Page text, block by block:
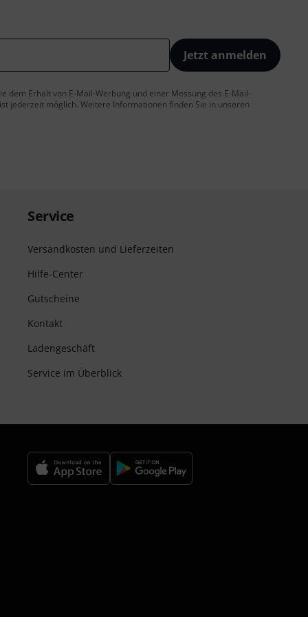
Jetzt anmelden
dem Erhalt von E-Mail-Werbung und einer Messung des E-Mail-
jederzeit möglich. Weitere Informationen finden Sie in unseren
Service
Versandkosten und Lieferzeiten
Hilfe-Center
Gutscheine
Kontakt
Ladengeschäft
Service im Überblick